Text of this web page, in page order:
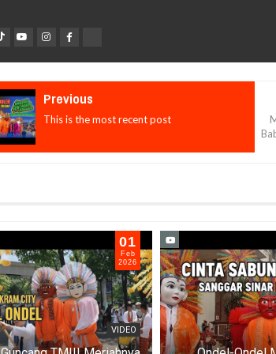
Previous
This is the most recent post
01
Feb
2026
VIDEO